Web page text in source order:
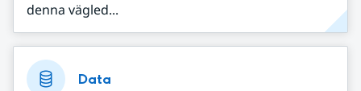
denna vägled...
Data